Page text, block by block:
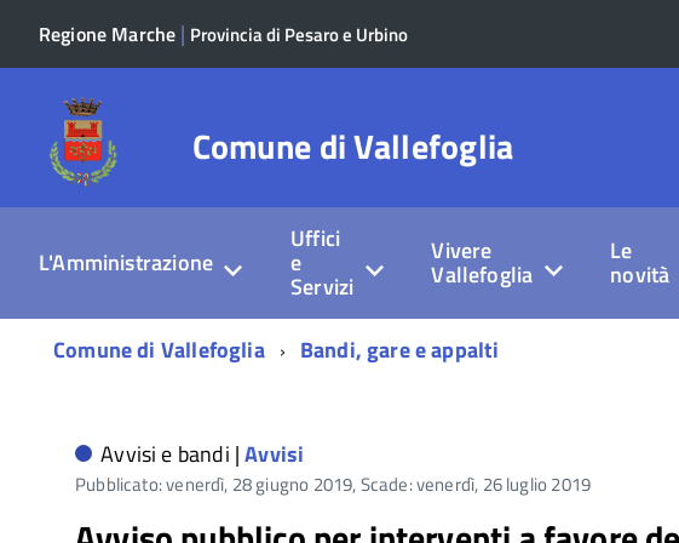
Regione Marche | Provincia di Pesaro e Urbino
Comune di Vallefoglia
L'Amministrazione
Uffici
e
Servizi
Vivere
Vallefoglia
Le
novità
MenuComune di Vallefoglia Bandi, gare e appalti
Avvisi e bandi |Avvisi
Pubblicato: venerdì, 28 giugno 2019,Scade: venerdì, 26 luglio 2019